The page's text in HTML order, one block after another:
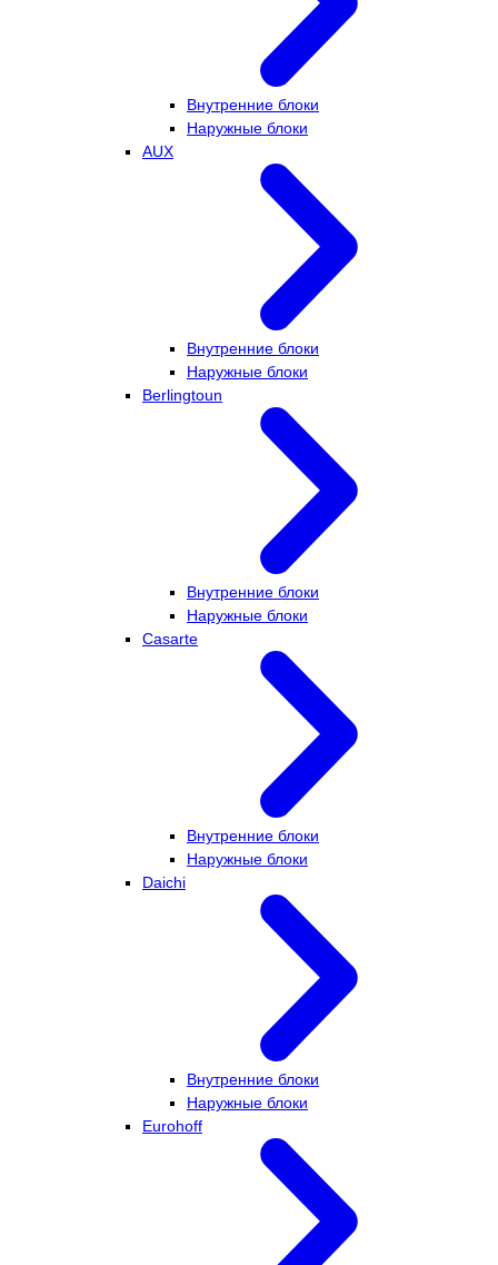
Внутренние блоки
Наружные блоки
AUX
Внутренние блоки
Наружные блоки
Berlingtoun
Внутренние блоки
Наружные блоки
Casarte
Внутренние блоки
Наружные блоки
Daichi
Внутренние блоки
Наружные блоки
Eurohoff